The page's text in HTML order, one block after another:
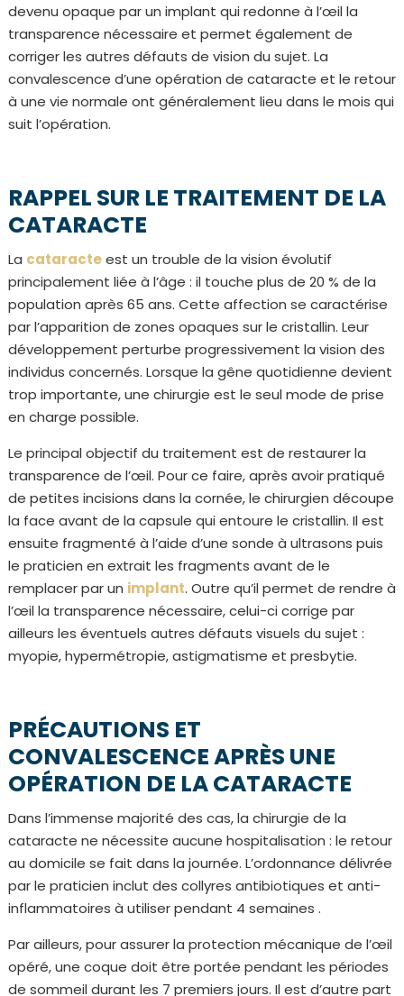
devenu opaque par un implant qui redonne à l’œil la
transparence nécessaire et permet également de
corriger les autres défauts de vision du sujet. La
convalescence d’une opération de cataracte et le retour
à une vie normale ont généralement lieu dans le mois qui
suit l’opération.
RAPPEL SUR LE TRAITEMENT DE LA
CATARACTE
La cataracteest un trouble de la vision évolutif
principalement liée à l’âge : il touche plus de 20 % de la
population après 65 ans. Cette affection se caractérise
par l’apparition de zones opaques sur le cristallin. Leur
développement perturbe progressivement la vision des
individus concernés. Lorsque la gêne quotidienne devient
trop importante, une chirurgie est le seul mode de prise
en charge possible.
Le principal objectif du traitement est de restaurer la
transparence de l’œil. Pour ce faire, après avoir pratiqué
de petites incisions dans la cornée, le chirurgien découpe
la face avant de la capsule qui entoure le cristallin. Il est
ensuite fragmenté à l’aide d’une sonde à ultrasons puis
le praticien en extrait les fragments avant de le
remplacer par un implant. Outre qu’il permet de rendre à
l’œil la transparence nécessaire, celui-ci corrige par
ailleurs les éventuels autres défauts visuels du sujet :
myopie, hypermétropie, astigmatisme et presbytie.
PRÉCAUTIONS ET
CONVALESCENCE APRÈS UNE
OPÉRATION DE LA CATARACTE
Dans l’immense majorité des cas, la chirurgie de la
cataracte ne nécessite aucune hospitalisation : le retour
au domicile se fait dans la journée. L’ordonnance délivrée
par le praticien inclut des collyres antibiotiques et anti-
inflammatoires à utiliser pendant 4 semaines .
Par ailleurs, pour assurer la protection mécanique de l’œil
opéré, une coque doit être portée pendant les périodes
de sommeil durant les 7 premiers jours. Il est d’autre part